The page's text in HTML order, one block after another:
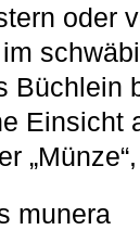
oder
Büchlein
Einsicht
munera